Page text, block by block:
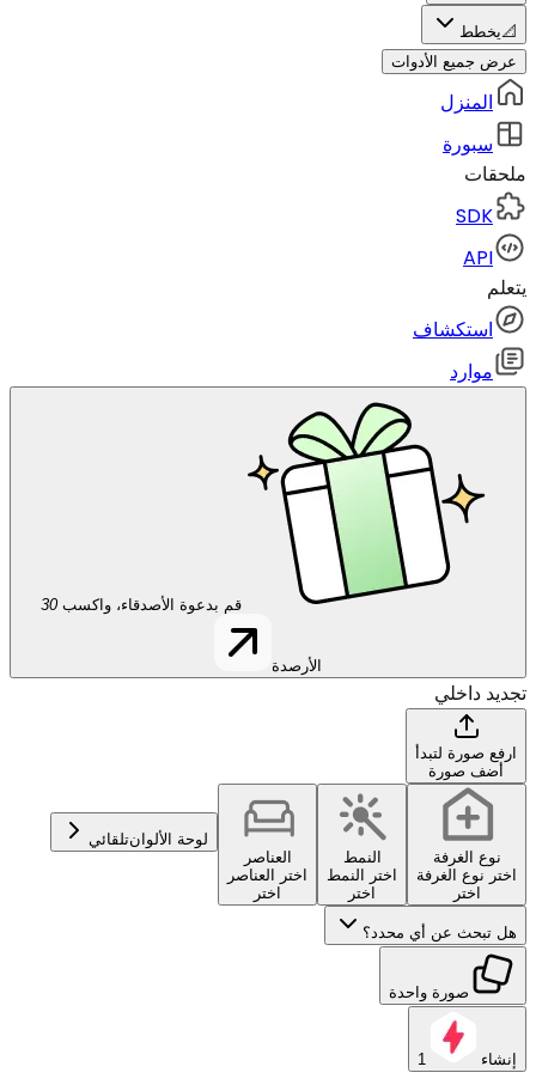
📐يخطط
عرض جميع الأدوات
المنزل
سبورة
ملحقات
SDK
API
يتعلم
استكشاف
موارد
قم بدعوة الأصدقاء، واكسب 30
الأرصدة
تجديد داخلي
ارفع صورة لتبدأ
أضف صورة
نوع الغرفة
اختر نوع الغرفة
اختر
النمط
اختر النمط
اختر
العناصر
اختر العناصر
اختر
لوحة الألوانتلقائي
هل تبحث عن أي محدد؟
صورة واحدة
إنشاء 1